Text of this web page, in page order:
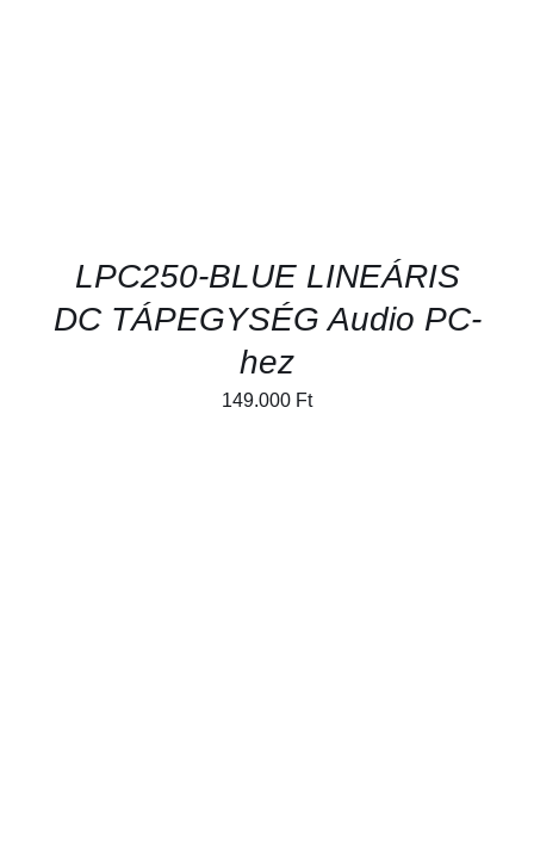
LPC250-BLUE LINEÁRIS
DC TÁPEGYSÉG Audio PC-
hez
149.000 Ft